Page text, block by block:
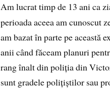
Am lucrat timp de 13 ani ca
perioada aceea am cunoscut
am bazat în parte pe această
anii când făceam planuri
rang înalt din poliția din
sunt gradele polițiștilor sau